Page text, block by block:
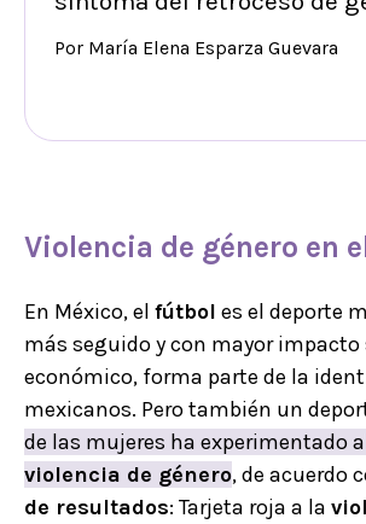
Por María Elena Esparza Guevara
Violencia de género en
En México, el fútbol es el deporte
más seguido y con mayor impacto
económico, forma parte de la
mexicanos. Pero también un
de las mujeres ha experimentado
violencia de género, de acuerdo
de resultados: Tarjeta roja a la